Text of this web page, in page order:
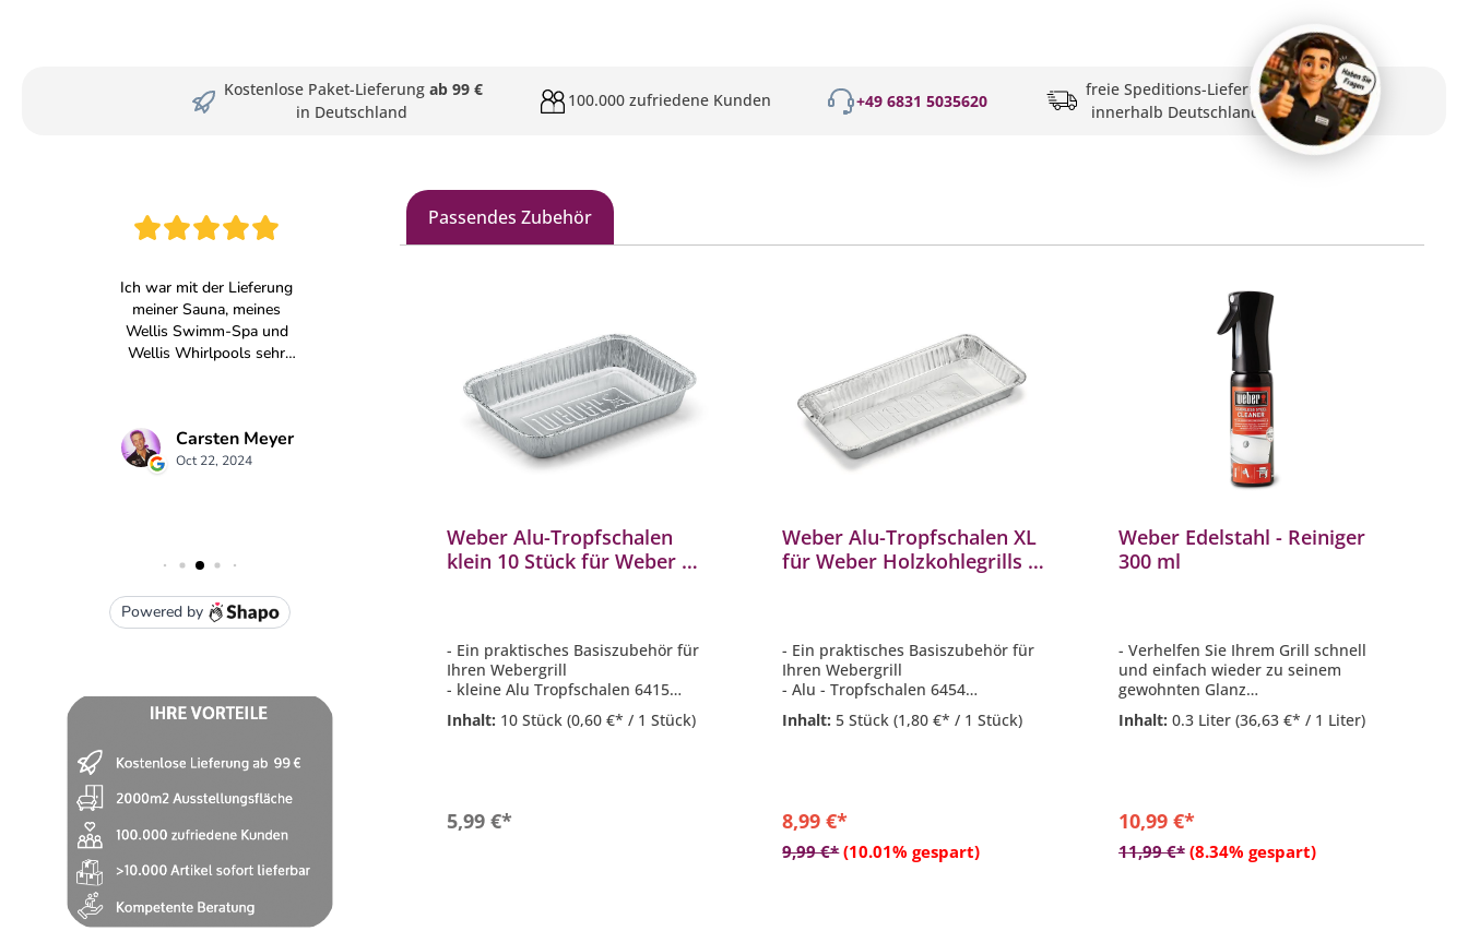
Kostenlose Paket-Lieferung ab 99 €
in Deutschland
100.000 zufriedene Kunden +49 6831 5035620
freie Speditions-Lieferung
innerhalb Deutschlands
Passendes Zubehör
Weber Alu-Tropfschalen
klein 10 Stück für Weber Q-
- Ein praktisches Basiszubehör für
Ihren Webergrill
- kleine Alu Tropfschalen 6415
- 10 Stück
- passend für Weber Q-, Spirit- und
Inhalt: 10 Stück (0,60 €* / 1 Stück)
5,99 €*In den Warenkorb
Weber Alu-Tropfschalen XL
für Weber Holzkohlegrills Ø
- Ein praktisches Basiszubehör für
Ihren Webergrill
- Alu - Tropfschalen 6454
- 5 Stück
- passend für Weber Holzkohlegrills
Inhalt:5 Stück(1,80 €* / 1 Stück)
8,99 €*
9,99 €* (10.01% gespart)
In den Warenkorb
Weber Edelstahl - Reiniger
300 ml
- Verhelfen Sie Ihrem Grill schnell
und einfach wieder zu seinem
gewohnten Glanz
- 300 ml Inhalt
- löst Fettrückstände und
- stilvolle Sprühflasche für bessere
Handhabung
Inhalt: 0.3 Liter (36,63 €* / 1 Liter)
10,99 €*
11,99 €* (8.34% gespart)
In den Warenkorb